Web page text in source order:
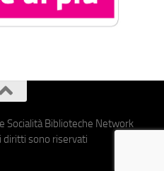
Socialità Biblioteche Network
diritti sono riservati